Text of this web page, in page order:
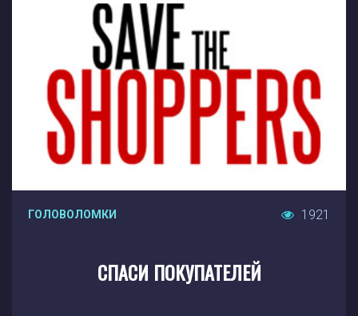
ГОЛОВОЛОМКИ 1921
СПАСИ ПОКУПАТЕЛЕЙ